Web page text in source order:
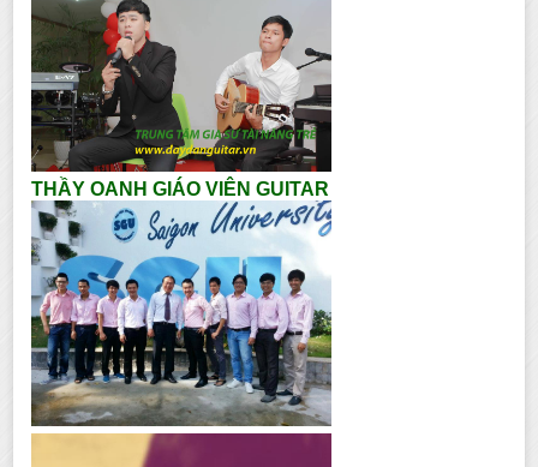
THẦY OANH GIÁO VIÊN GUITAR